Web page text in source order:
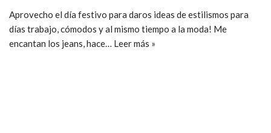
Aprovecho el día festivo para daros ideas de estilismos para
días trabajo, cómodos y al mismo tiempo a la moda! Me
encantan los jeans, hace… Leer más »